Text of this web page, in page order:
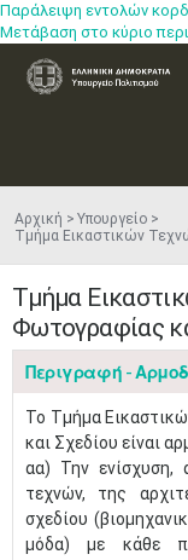
Παράλειψη εντολών
Μετάβαση στο κύριο
Αρχική
Υπουργείο
Τμήμα Εικαστικών
Τμήμα
Φωτογραφίας
Περιγραφή -
​Το Τμήμα
και Σχεδίου είναι
αα) Την ενίσχυση,
τεχνών, της
σχεδίου
μόδα) με κάθε